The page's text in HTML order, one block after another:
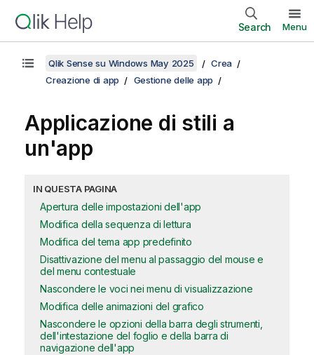
Search Menu
Qlik Sense su Windows May 2025
Crea
Creazione di app
Gestione delle app
Applicazione di stili a
un'app
IN QUESTA PAGINA
Apertura delle impostazioni dell'app
Modifica della sequenza di lettura
Modifica del tema app predefinito
Disattivazione del menu al passaggio del mouse e
del menu contestuale
Nascondere le voci nei menu di visualizzazione
Modifica delle animazioni del grafico
Nascondere le opzioni della barra degli strumenti,
dell'intestazione del foglio e della barra di
navigazione dell'app